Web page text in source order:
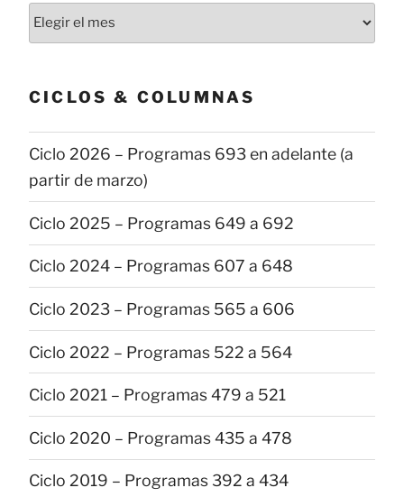
Todas
las
CICLOS & COLUMNAS
Ciclo 2026 – Programas 693 en adelante (a
partir de marzo)
Ciclo 2025 – Programas 649 a 692
Ciclo 2024 – Programas 607 a 648
Ciclo 2023 – Programas 565 a 606
Ciclo 2022 – Programas 522 a 564
Ciclo 2021 – Programas 479 a 521
Ciclo 2020 – Programas 435 a 478
Ciclo 2019 – Programas 392 a 434